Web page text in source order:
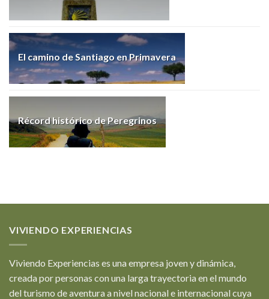
El camino de Santiago en Primavera
Récord histórico de Peregrinos
VIVIENDO EXPERIENCIAS
Viviendo Experiencias es una empresa joven y dinámica,
creada por personas con una larga trayectoria en el mundo
del turismo de aventura a nivel nacional e internacional cuya